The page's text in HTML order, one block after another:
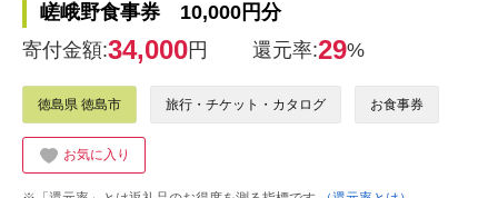
嵯峨野食事券 10,000円分
寄付金額:34,000円 還元率:29%
徳島県 徳島市 旅行・チケット・カタログ お食事券
お気に入り